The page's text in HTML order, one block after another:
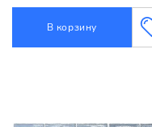
В корзину